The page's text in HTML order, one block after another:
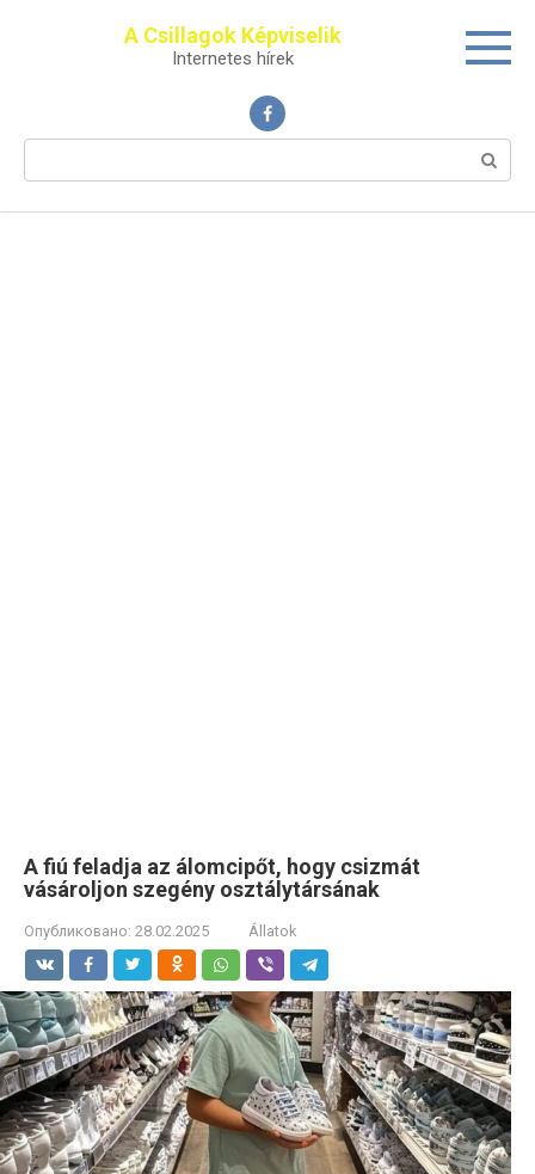
A Csillagok Képviselik
Internetes hírek
Поиск:
A fiú feladja az álomcipőt, hogy csizmát
vásároljon szegény osztálytársának
Опубликовано: 28.02.2025 Állatok